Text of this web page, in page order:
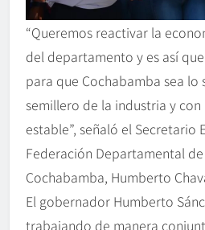
“Queremos reactivar la
del departamento y es así
para que Cochabamba sea lo
semillero de la industria y
estable”, señaló el Secretario
Federación Departamental
Cochabamba, Humberto
El gobernador Humberto
trabajando de manera